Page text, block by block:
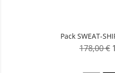
Pack SWEAT-
Prix
178,00 €